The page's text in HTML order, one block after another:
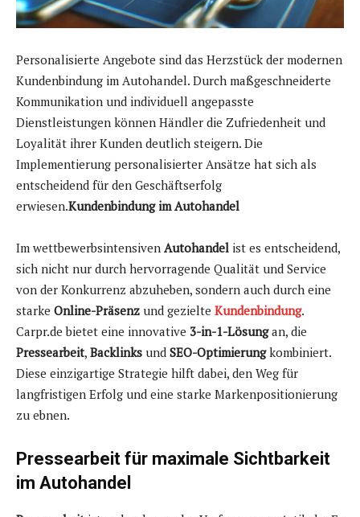
Personalisierte Angebote sind das Herzstück der modernen
Kundenbindung im Autohandel. Durch maßgeschneiderte
Kommunikation und individuell angepasste
Dienstleistungen können Händler die Zufriedenheit und
Loyalität ihrer Kunden deutlich steigern. Die
Implementierung personalisierter Ansätze hat sich als
entscheidend für den Geschäftserfolg
erwiesen.Kundenbindung im Autohandel
Im wettbewerbsintensiven Autohandel ist es entscheidend,
sich nicht nur durch hervorragende Qualität und Service
von der Konkurrenz abzuheben, sondern auch durch eine
starke Online-Präsenz und gezielte Kundenbindung.
Carpr.de bietet eine innovative 3-in-1-Lösungan, die
Pressearbeit, Backlinks und SEO-Optimierungkombiniert.
Diese einzigartige Strategie hilft dabei, den Weg für
langfristigen Erfolg und eine starke Markenpositionierung
zu ebnen.
Pressearbeit für maximale Sichtbarkeit
im Autohandel